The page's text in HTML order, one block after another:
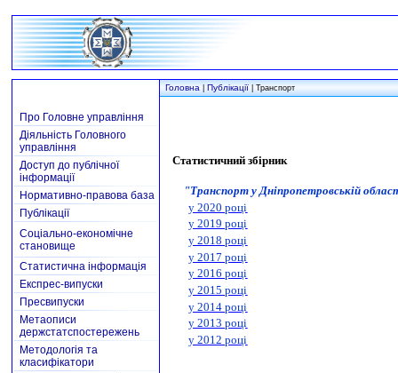
Головна Публікації | Транспорт
Про Головне управління
Діяльність Головного
управління
Доступ до публічної
інформації
Нормативно-правова база
Публікації
Соціально-економічне
становище
Статистична інформація
Експрес-випуски
Пресвипуски
Метаописи
держстатспостережень
Методологія та
класифікатори
Статистичний збірник
"Транспорту Дніпропетровській
у 2020 році
у 2019 році
у 2018 році
у 2017 році
у 2016 році
у 2015 році
у 2014 році
у 2013 році
у 2012 році